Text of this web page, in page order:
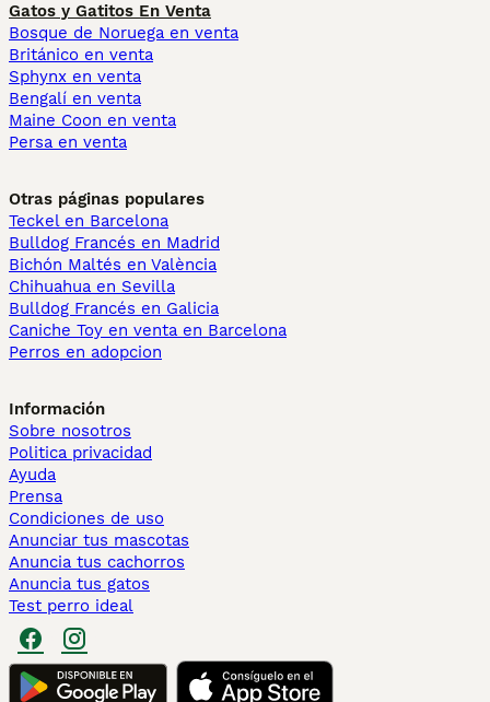
Gatos y Gatitos En Venta
Bosque de Noruega en venta
Británico en venta
Sphynx en venta
Bengalí en venta
Maine Coon en venta
Persa en venta
Otras páginas populares
Teckel en Barcelona
Bulldog Francés en Madrid
Bichón Maltés en València
Chihuahua en Sevilla
Bulldog Francés en Galicia
Caniche Toy en venta en Barcelona
Perros en adopcion
Información
Sobre nosotros
Politica privacidad
Ayuda
Prensa
Condiciones de uso
Anunciar tus mascotas
Anuncia tus cachorros
Anuncia tus gatos
Test perro ideal